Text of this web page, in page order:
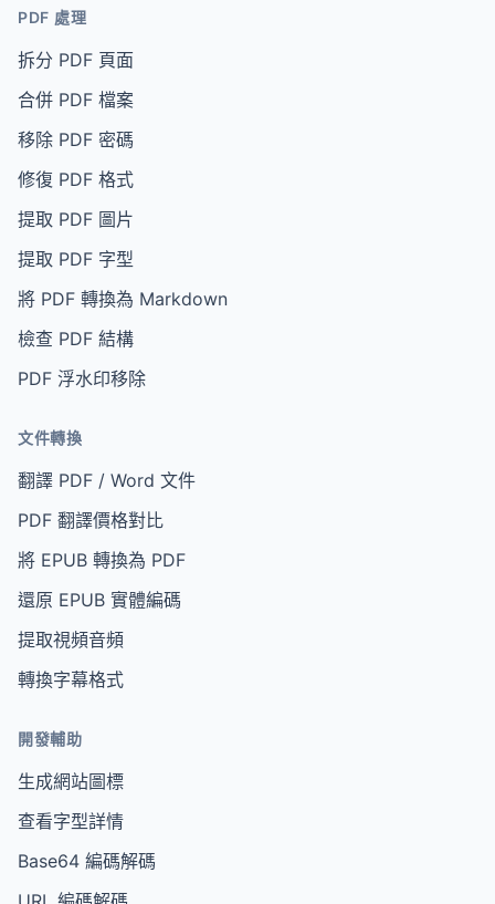
PDF 處理
拆分 PDF 頁面
合併 PDF 檔案
移除 PDF 密碼
修復 PDF 格式
提取 PDF 圖片
提取 PDF 字型
將 PDF 轉換為 Markdown
檢查 PDF 結構
PDF 浮水印移除
文件轉換
翻譯 PDF / Word 文件
PDF 翻譯價格對比
將 EPUB 轉換為 PDF
還原 EPUB 實體編碼
提取視頻音頻
轉換字幕格式
開發輔助
生成網站圖標
查看字型詳情
Base64 編碼解碼